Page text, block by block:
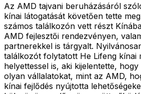
Az AMD tajvani beruházásáról
kínai látogatását követően tette
számos találkozón vett részt
AMD fejlesztői rendezvényen,
partnerekkel is tárgyalt.
találkozót folytatott He Lifeng kínai
helyettessel is, aki kijelentette,
olyan vállalatokat, mint az AMD,
kínai fejlődés nyújtotta